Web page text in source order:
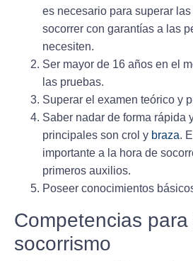
es necesario para superar
socorrer con garantías a las
necesiten.
Ser mayor de 16 años en el
las pruebas.
Superar el examen teórico y
Saber nadar de forma rápida
principales son crol y braza.
importante a la hora de
primeros auxilios.
Poseer conocimientos
Competencias
socorrismo